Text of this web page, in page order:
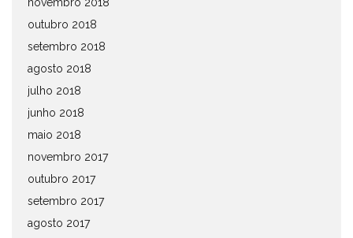
novembro 2018
outubro 2018
setembro 2018
agosto 2018
julho 2018
junho 2018
maio 2018
novembro 2017
outubro 2017
setembro 2017
agosto 2017